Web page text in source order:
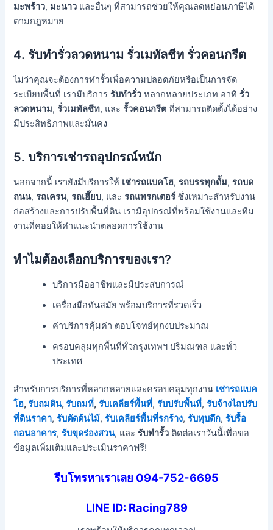
มะพร้าว, มะนาว และอื่นๆ ที่สามารถช่วยให้คุณลดหย่อนภาษีได้
ตามกฎหมาย
4. รับทำรั่วลวดหนาม รั่วเมทัลชีท รั่วคอนกรีต
ไม่ว่าคุณจะต้องการทำรั้วเพื่อความปลอดภัยหรือเป็นการจัด
ระเบียบพื้นที่ เรามีบริการรับทำรั่ว หลากหลายประเภท อาทิรั่ว
ลวดหนาม,รั่วเมทัลชีท, และรั้วคอนกรีต ที่สามารถติดตั้งได้อย่าง
มีประสิทธิภาพและมั่นคง
5.บริการเช่ารถอุปกรณ์หนัก
นอกจากนี้ เรายังมีบริการให้ เช่ารถแบคโฮ,รถบรรทุกดั้ม,รถบด
ถนน,รถเครน,รถเฮี๊ยบ, และรถแทรกเตอร์ ซึ่งเหมาะสำหรับงาน
ก่อสร้างและการปรับพื้นที่ดิน เรามีอุปกรณ์ที่พร้อมใช้งานและทีม
งานที่คอยให้คำแนะนำตลอดการใช้งาน
ทำไมต้องเลือกบริการของเรา?
บริการมืออาชีพและมีประสบการณ์
เครื่องมือทันสมัย พร้อมบริการที่รวดเร็ว
ค่าบริการคุ้มค่า ตอบโจทย์ทุกงบประมาณ
ครอบคลุมทุกพื้นที่ทั่วกรุงเทพฯ ปริมณฑล และทั่ว
ประเทศ
สำหรับการบริการที่หลากหลายและครอบคลุมทุกงาน เช่ารถแบค
โฮ,รับถมดิน,รับถมที่, รับเคลียร์พื้นที่,รับปรับพื้นที่,รับจ้างไถปรับ
ที่ดินราคา,รับตัดต้นไม้,รับเคลียร์พื้นที่รกร้าง,รับทุบตึก,รับรื้อ
ถอนอาคาร,รับขุดร่องสวน, และรับทำรั้ว ติดต่อเราวันนี้เพื่อขอ
ข้อมูลเพิ่มเติมและประเมินราคาฟรี!
รีบโทรหาเราเลย 094-752-6695
LINE ID: Racing789